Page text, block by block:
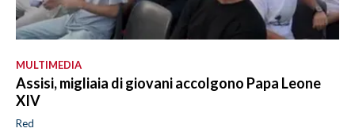
MULTIMEDIA
Assisi, migliaia di giovani accolgono Papa Leone
XIV
Red